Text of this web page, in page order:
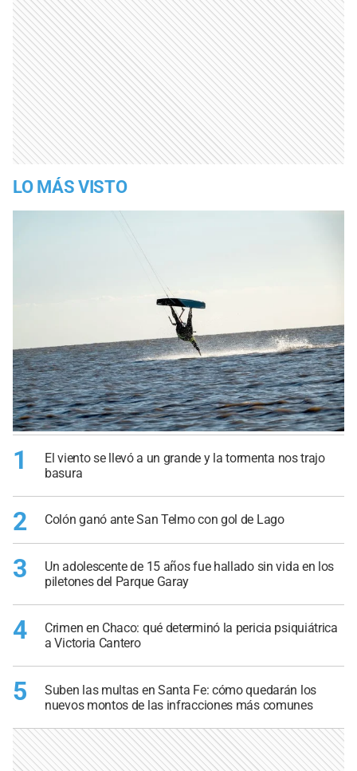
LO MÁS VISTO
1
El viento se llevó a un grande y la tormenta nos trajo
basura
2 Colón ganó ante San Telmo con gol de Lago
3
Un adolescente de 15 años fue hallado sin vida en los
piletones del Parque Garay
4
Crimen en Chaco: qué determinó la pericia psiquiátrica
a Victoria Cantero
5
Suben las multas en Santa Fe: cómo quedarán los
nuevos montos de las infracciones más comunes